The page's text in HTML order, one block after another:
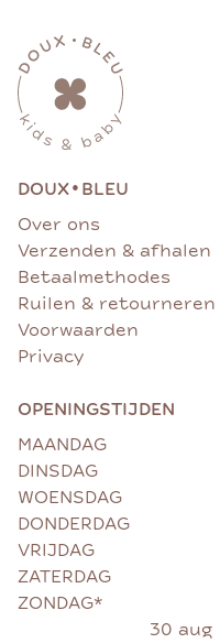
DOUX• BLEU
Over ons
Verzenden & afhalen
Betaalmethodes
Ruilen & retourneren
Voorwaarden
Privacy
OPENINGSTIJDEN
MAANDAG
DINSDAG
WOENSDAG
DONDERDAG
VRIJDAG
ZATERDAG
ZONDAG*
30 aug